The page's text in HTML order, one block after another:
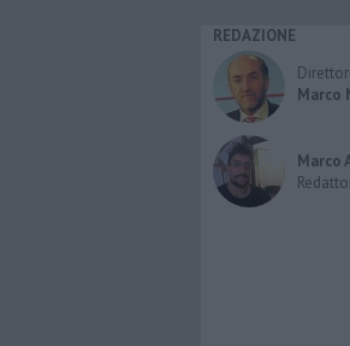
REDAZIONE
Marco
Marco